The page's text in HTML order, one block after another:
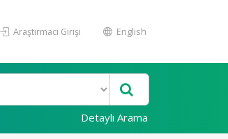
Araştırmacı Girişi English
Detaylı Arama